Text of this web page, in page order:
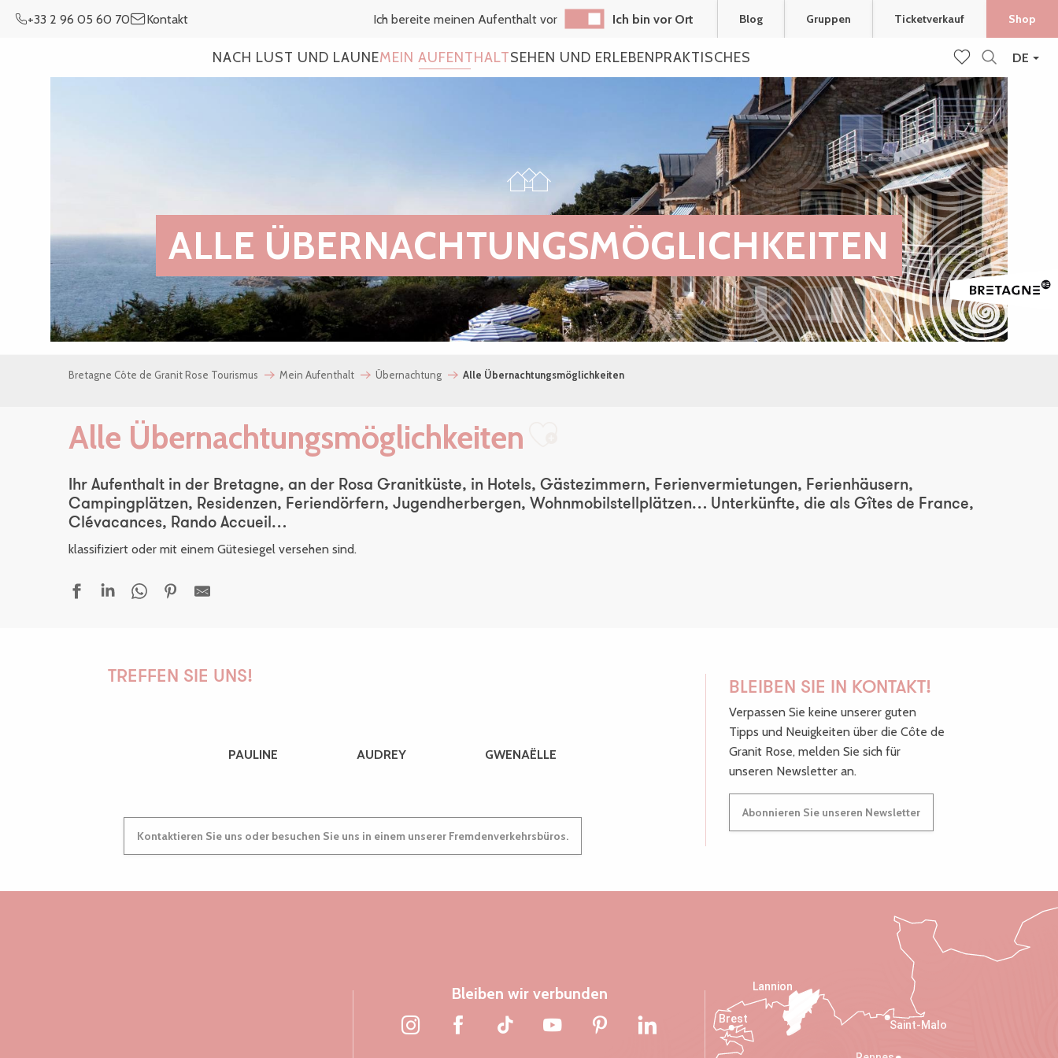
Voir les favoris
Suche
DE
+33 2 96 05 60 70 Kontakt Ich bereite meinen Aufenthalt vor Ich bin vor Ort Blog Gruppen Ticketverkauf Shop
NACH LUST UND LAUNEMEIN AUFENTHALTSEHEN UND ERLEBENPRAKTISCHES
ALLE ÜBERNACHTUNGSMÖGLICHKEITEN
Bretagne Côte de Granit Rose Tourismus Mein Aufenthalt Übernachtung Alle Übernachtungsmöglichkeiten
Alle Übernachtungsmöglichkeiten
Ihr Aufenthalt in der Bretagne, an der Rosa Granitküste, in Hotels, Gästezimmern, Ferienvermietungen, Ferienhäusern,
Campingplätzen, Residenzen, Feriendörfern, Jugendherbergen, Wohnmobilstellplätzen… Unterkünfte, die als Gîtes de France,
Clévacances, Rando Accueil…
klassifiziert oder mit einem Gütesiegel versehen sind.
Chambres d'hôtes presqu'île du Trégor
Maison du four du Manoir de Goaz Froment
Camping Liberté Landrellec
Résidence du Pelican & Spa - Suites romantiques
Camping de Keravilin
TREFFEN SIE UNS!
PAULINE AUDREY GWENAËLLE
Kontaktieren Sie uns oder besuchen Sie uns in einem unserer Fremdenverkehrsbüros.
BLEIBEN SIE IN KONTAKT!
Verpassen Sie keine unserer guten
Tipps und Neuigkeiten über die Côte de
Granit Rose, melden Sie sich für
unseren Newsletter an.
Abonnieren Sie unseren Newsletter
Bleiben wir verbunden
Saint-Malo
Lannion
Brest